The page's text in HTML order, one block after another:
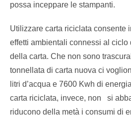
possa inceppare le stampanti.
Utilizzare carta riciclata consente
effetti ambientali connessi al ciclo
della carta. Che non sono
tonnellata di carta nuova ci
litri d’acqua e 7600 Kwh di
carta riciclata, invece, non si
riducono della metà i consumi di